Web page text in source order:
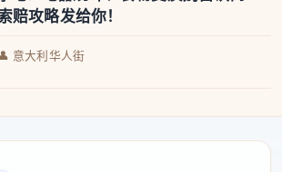
赔攻略发给你！
意大利华人街